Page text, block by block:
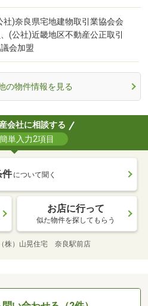
社)奈良県宅地建物取引業協会会
(公社)近畿地区不動産公正取引
会加盟
の物件情報を見る
会社に相談する
単入力2項目
件 について聞く
お店に行って
似た物件を探してもらう
（株）山晃住宅 奈良駅前店